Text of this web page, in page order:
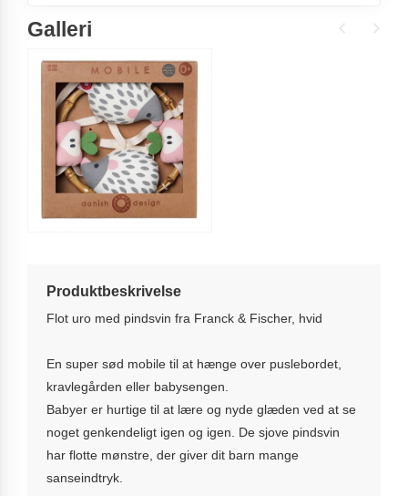
Galleri
Produktbeskrivelse
Flot uro med pindsvin fra Franck & Fischer, hvid
En super sød mobile til at hænge over puslebordet,
kravlegården eller babysengen.
Babyer er hurtige til at lære og nyde glæden ved at se
noget genkendeligt igen og igen. De sjove pindsvin
har flotte mønstre, der giver dit barn mange
sanseindtryk.